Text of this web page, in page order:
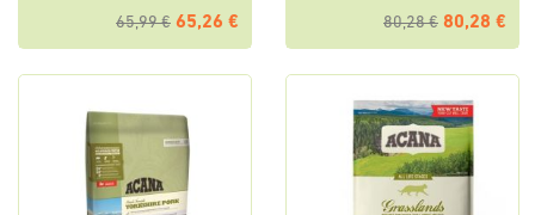
65,99 € 65,26 € 80,28 € 80,28 €